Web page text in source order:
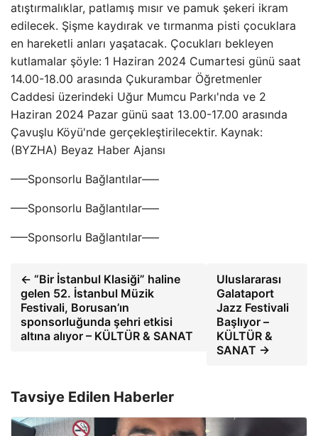
atıştırmalıklar, patlamış mısır ve pamuk şekeri ikram
edilecek. Şişme kaydırak ve tırmanma pisti çocuklara
en hareketli anları yaşatacak. Çocukları bekleyen
kutlamalar şöyle: 1 Haziran 2024 Cumartesi günü saat
14.00-18.00 arasında Çukurambar Öğretmenler
Caddesi üzerindeki Uğur Mumcu Parkı'nda ve 2
Haziran 2024 Pazar günü saat 13.00-17.00 arasında
Çavuşlu Köyü'nde gerçekleştirilecektir. Kaynak:
(BYZHA) Beyaz Haber Ajansı
—–Sponsorlu Bağlantılar—–
—–Sponsorlu Bağlantılar—–
—–Sponsorlu Bağlantılar—–
← “Bir İstanbul Klasiği” haline
gelen 52. İstanbul Müzik
Festivali, Borusan’ın
sponsorluğunda şehri etkisi
altına alıyor – KÜLTÜR & SANAT
Uluslararası
Galataport
Jazz Festivali
Başlıyor –
KÜLTÜR &
SANAT →
Tavsiye Edilen Haberler